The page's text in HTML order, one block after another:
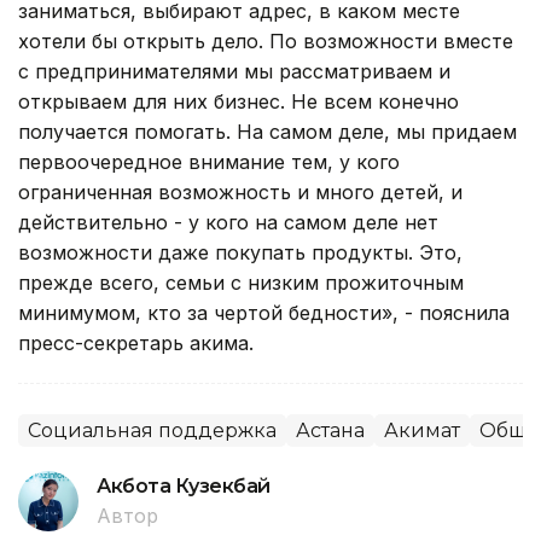
заниматься, выбирают адрес, в каком месте
хотели бы открыть дело. По возможности вместе
с предпринимателями мы рассматриваем и
открываем для них бизнес. Не всем конечно
получается помогать. На самом деле, мы придаем
первоочередное внимание тем, у кого
ограниченная возможность и много детей, и
действительно - у кого на самом деле нет
возможности даже покупать продукты. Это,
прежде всего, семьи с низким прожиточным
минимумом, кто за чертой бедности», - пояснила
пресс-секретарь акима.
Социальная поддержка Астана Акимат
Акбота Кузекбай
Автор